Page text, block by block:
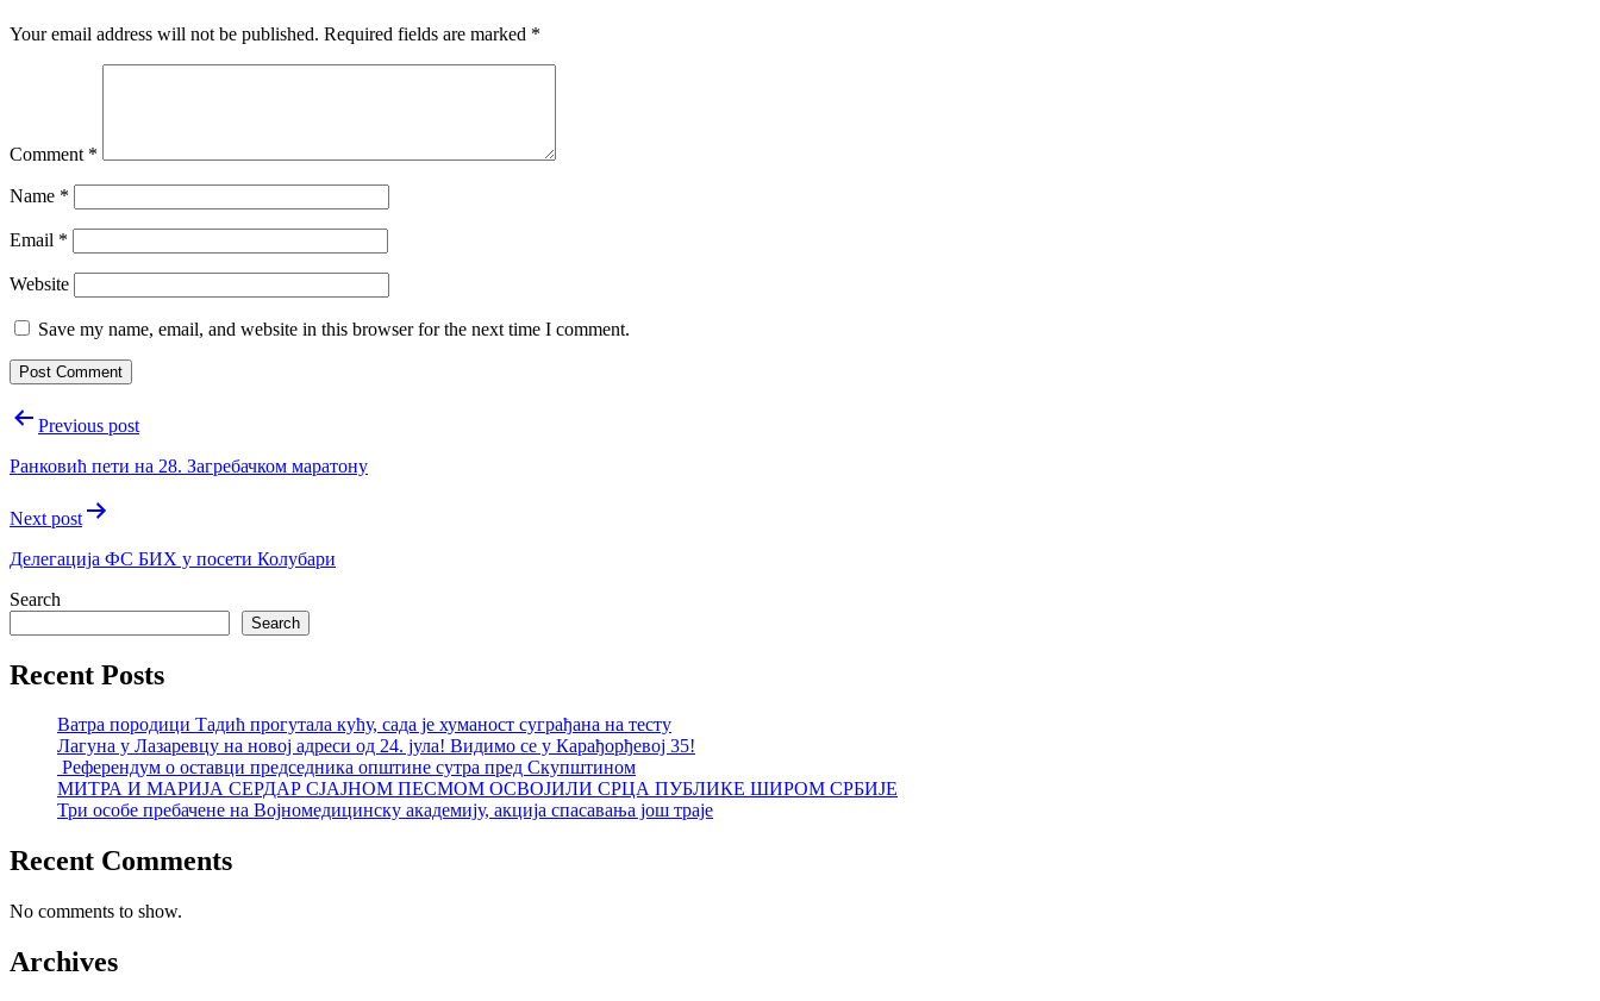
Your email address will not be published. Required fields are marked *
Comment *
Name *
Email *
Website
Save my name, email, and website in this browser for the next time I comment.
PostPrevious post
Ранковић пети на 28. Загребачком маратону
Next post
Делегација ФС БИХ у посети Колубари
Search
Search
Recent Posts
Ватра породици Тадић прогутала кућу, сада је хуманост суграђана на тесту
Лагуна у Лазаревцу на новој адреси од 24. јула! Видимо се у Карађорђевој 35!
Референдум о оставци председника општине сутра пред Скупштином
МИТРА И МАРИЈА СЕРДАР СЈАЈНОМ ПЕСМОМ ОСВОЈИЛИ СРЦА ПУБЛИКЕ ШИРОМ СРБИЈЕ
Три особе пребачене на Војномедицинску академију, акција спасавања још траје
Recent Comments
No comments to show.
Archives